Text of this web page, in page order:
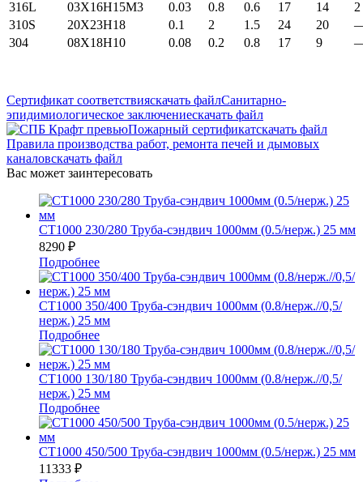
316L 03X16H15M3 0.03 0.8 0.6 17 14
2
310S
20Х23Н18 0.1 2 1.5 24 20
304
08Х18Н10 0.08 0.2 0.8 17 9
Сертификат соответствияскачать файлСанитарно-
эпидимиологическое заключениескачать файл
Пожарный сертификатскачать файл
Правила производства работ, ремонта печей и дымовых
каналовскачать файл
Вас может заинтересовать
СТ1000 230/280 Труба-сэндвич 1000мм (0.5/нерж.) 25 мм
8290 ₽
Подробнее
СТ1000 350/400 Труба-сэндвич 1000мм (0.8/нерж.//0,5/
нерж.) 25 мм
Подробнее
СТ1000 130/180 Труба-сэндвич 1000мм (0.8/нерж.//0,5/
нерж.) 25 мм
Подробнее
СТ1000 450/500 Труба-сэндвич 1000мм (0.5/нерж.) 25 мм
11333 ₽